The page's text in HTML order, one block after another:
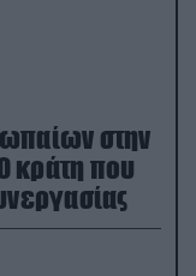
στην
κράτη που